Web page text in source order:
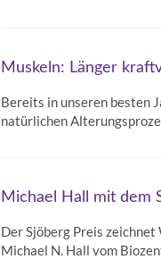
Muskeln: Länger
Bereits in unseren besten
natürlichen
Michael Hall mit dem
Der Sjöberg Preis
Michael N. Hall vom